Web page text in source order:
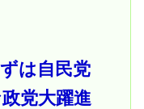
は自民党
党大躍進